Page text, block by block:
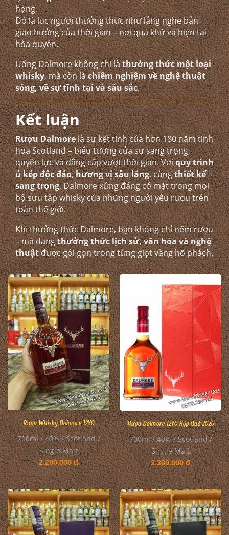
họng.
Đó là lúc người thưởng thức như lắng nghe bản
giao hưởng của thời gian – nơi quá khứ và hiện tại
hòa quyện.
Uống Dalmore không chỉ làthưởng thức một loại
whisky, mà còn làchiêm nghiệm về nghệ thuật
sống, về sự tĩnh tại và sâu sắc.
Kết luận
Rượu Dalmorelà sự kết tinh của hơn 180 năm tinh
hoa Scotland – biểu tượng của sự sang trọng,
quyền lực và đẳng cấp vượt thời gian. Vớiquy trình
ủ kép độc đáo,hương vị sâu lắng, cùngthiết kế
sang trọng, Dalmore xứng đáng có mặt trong mọi
bộ sưu tập whisky của những người yêu rượu trên
toàn thế giới.
Khi thưởng thức Dalmore, bạn không chỉ nếm rượu
– mà đangthưởng thức lịch sử, văn hóa và nghệ
thuậtđược gói gọn trong từng giọt vàng hổ phách.
Rượu Whisky Dalmore 12YO
700ml / 40% / Scotland /
Single Malt
2.200.000 đ
Rượu Dalmore 12YO Hộp Quà 2026
700ml / 40% / Scotland /
Single Malt
2.300.000 đ